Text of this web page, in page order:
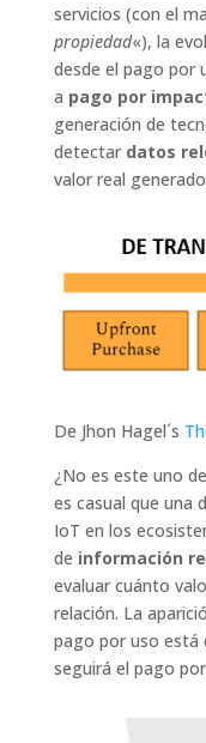
servicios (con el
propiedad«), la
desde el pago por
a pago por
generación de
detectar datos
valor real
De Jhon Hagel´s
¿No es este uno
es casual que una
IoT en los
de información
evaluar cuánto
relación. La
pago por uso está
seguirá el pago